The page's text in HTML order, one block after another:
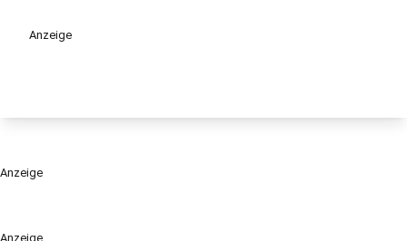
Anzeige
Anzeige
Anzeige